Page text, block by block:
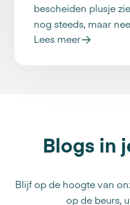
bescheiden plusje
nog steeds, maar
Lees meer
Blogs in
Blijf op de hoogte van
op de beurs,